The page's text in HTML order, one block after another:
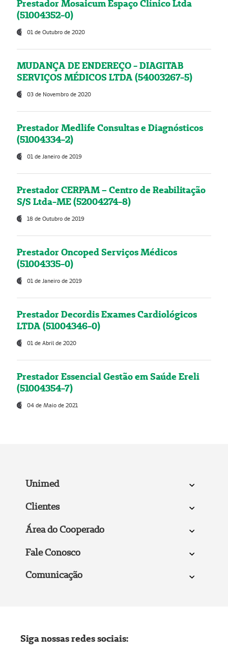
Prestador Mosaicum Espaço Clínico Ltda
(51004352-0)
01 de Outubro de 2020
MUDANÇA DE ENDEREÇO - DIAGITAB
SERVIÇOS MÉDICOS LTDA (54003267-5)
03 de Novembro de 2020
Prestador Medlife Consultas e Diagnósticos
(51004334-2)
01 de Janeiro de 2019
Prestador CERPAM – Centro de Reabilitação
S/S Ltda-ME (52004274-8)
18 de Outubro de 2019
Prestador Oncoped Serviços Médicos
(51004335-0)
01 de Janeiro de 2019
Prestador Decordis Exames Cardiológicos
LTDA (51004346-0)
01 de Abril de 2020
Prestador Essencial Gestão em Saúde Ereli
(51004354-7)
04 de Maio de 2021
Unimed
Clientes
Área do Cooperado
Fale Conosco
Comunicação
Siga nossas redes sociais: